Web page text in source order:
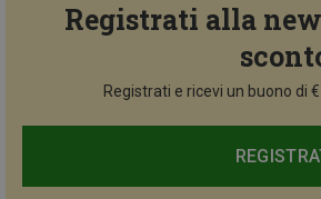
Registrati alla
Registrati e ricevi un buono di